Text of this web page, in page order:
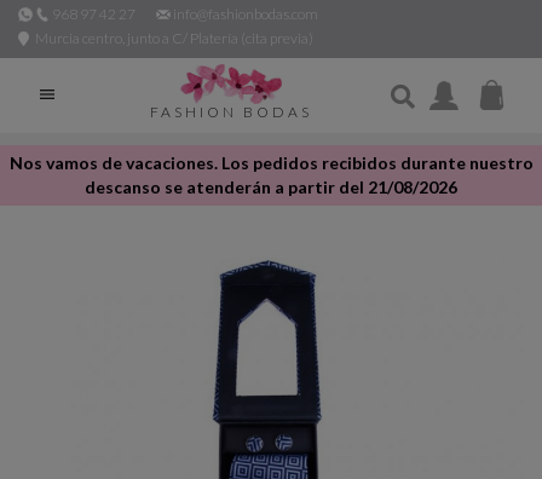
968 97 42 27
info@fashionbodas.com
Murcia centro, junto a C/ Platería (cita previa)

FASHION BODAS
Nos vamos de vacaciones. Los pedidos recibidos durante nuestro
descanso se atenderán a partir del 21/08/2026